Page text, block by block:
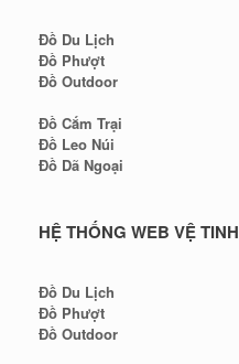
Đồ Du Lịch
Đồ Phượt
Đồ Outdoor
Đồ Cắm Trại
Đồ Leo Núi
Đồ Dã Ngoại
HỆ THỐNG WEB VỆ TINH
Đồ Du Lịch
Đồ Phượt
Đồ Outdoor